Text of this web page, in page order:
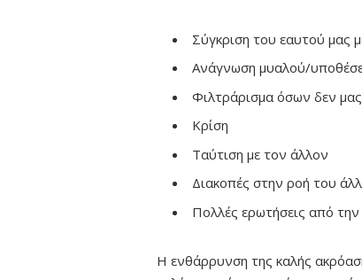
Σύγκριση του εαυτού μας
Ανάγνωση μυαλού/
Φιλτράρισμα όσων δεν
Κρίση
Ταύτιση με τον άλλον
Διακοπές στην ροή του
Πολλές ερωτήσεις από
Η ενθάρρυνση της καλής